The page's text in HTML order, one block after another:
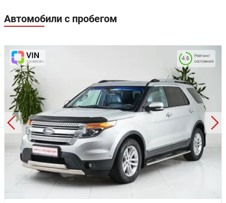
Автомобили с пробегом
Рейтинг
состояния
4.6